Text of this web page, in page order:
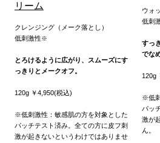
リーム
クレンジング（メーク落とし）
低刺激性※
とろけるように広がり、スムーズにす
っきりとメークオフ。
120g ￥4,950(税込)
※低刺激性：敏感肌の方を対象とした
パッチテスト済み。全ての方に皮フ刺
激が起きないというわけではありませ
ウォ
低刺
すっ
でな
120g
※低
パッ
激が
ん。